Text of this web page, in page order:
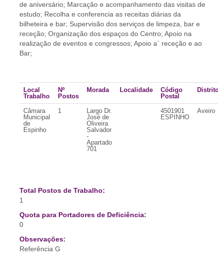
de aniversário; Marcação e acompanhamento das visitas de
estudo; Recolha e conferencia as receitas diárias da
bilheteira e bar; Supervisão dos serviços de limpeza, bar e
receção; Organização dos espaços do Centro; Apoio na
realização de eventos e congressos; Apoio a` receção e ao
Bar;
Local
Trabalho
Nº
Postos
Morada Localidade
Código
Postal
Câmara
Municipal
de
Espinho
1
Largo Dr.
José de
Oliveira
Salvador
-
Apartado
701
4501901
ESPINHO
Aveiro
Total Postos de Trabalho:
1
Quota para Portadores de Deficiência:
0
Observações:
Referência G